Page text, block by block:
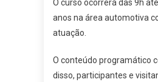
O curso ocorrerá das 9h
anos na área automotiva
atuação.
O conteúdo programático
disso, participantes e